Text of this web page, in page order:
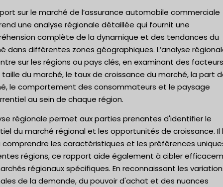
sur le marché de l’assurance automobile commerciale
une analyse régionale détaillée qui fournit une
complète de la dynamique et des tendances du
dans différentes zones géographiques. L’analyse
sur les régions ou pays clés, en examinant des
taille du marché, le taux de croissance du marché, la part
le comportement des consommateurs et le paysage
au sein de chaque région.
régionale permet aux parties prenantes d'identifier le
du marché régional et les opportunités de croissance. Il
comprendre les caractéristiques et les préférences
régions, ce rapport aide également à cibler
régionaux spécifiques. En reconnaissant les
de la demande, du pouvoir d'achat et des nuances